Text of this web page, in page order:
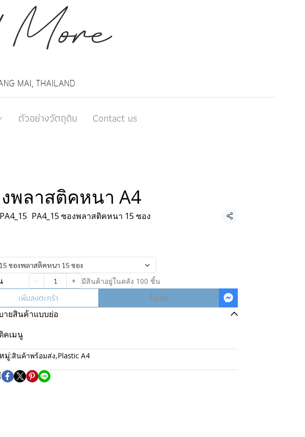
ตัวอย่างวัตถุดิบ Contact us
พลาสติคหนา A4
PA4_15 ซองพลาสติคหนา 15 ซอง แชร์
ซองพลาสติคหนา 15 ซอง
มีสินค้าอยู่ในคลัง 100 ชิ้น
เพิ่มลงตะกร้า ซื้อเลย
ายสินค้าแบบย่อ
คเมนู
มู่:สินค้าพร้อมส่ง,Plastic A4